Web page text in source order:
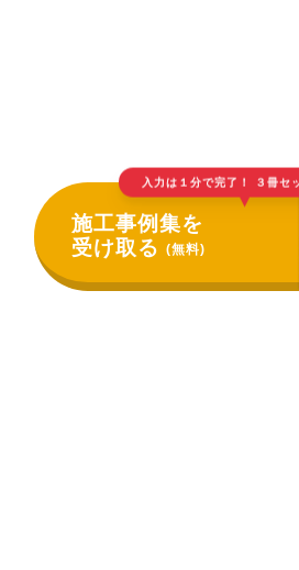
入力は１分で完了！ ３冊セ
▲
施工事例集を
受け取る(無料)